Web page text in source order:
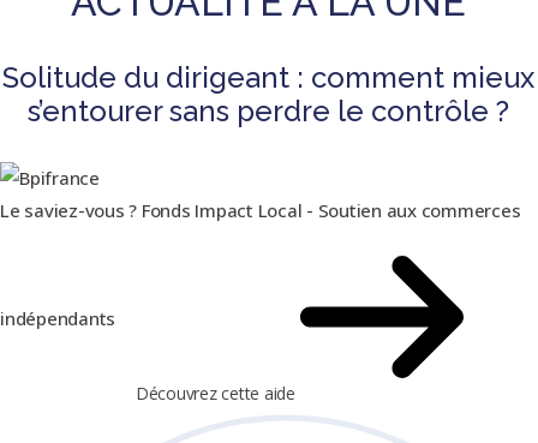
Solitude du dirigeant : comment mieux
s’entourer sans perdre le contrôle ?
Le saviez-vous ? Fonds Impact Local - Soutien aux commerces
indépendants
Découvrez cette aide